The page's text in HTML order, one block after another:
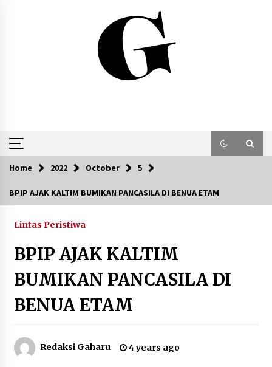
Home 2022 October 5
BPIP AJAK KALTIM BUMIKAN PANCASILA DI BENUA ETAM
Lintas Peristiwa
BPIP AJAK KALTIM
BUMIKAN PANCASILA DI
BENUA ETAM
Redaksi Gaharu 4 years ago